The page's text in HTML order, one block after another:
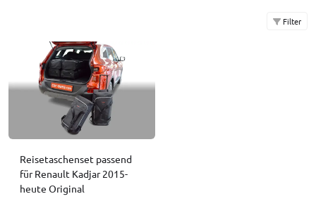
Filter
Reisetaschenset passend
für Renault Kadjar 2015-
heute Original